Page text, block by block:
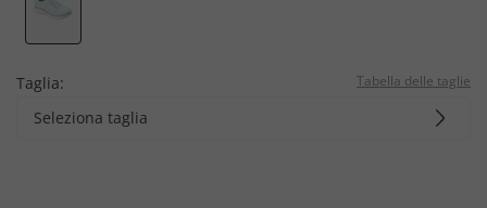
Taglia: Tabella delle taglie
Seleziona taglia